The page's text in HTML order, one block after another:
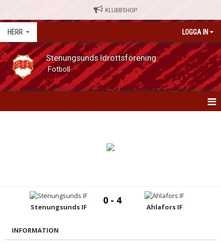
KLUBBSHOP
HERR LOGGA IN
Stenungsunds Idrottsförening
Fotboll
SERIETABELL
TRUPPEN
Stenungsunds IF
0 - 4
Ahlafors IF
INFORMATION